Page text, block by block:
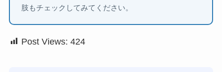
肢もチェックしてみてください。
Post Views: 424